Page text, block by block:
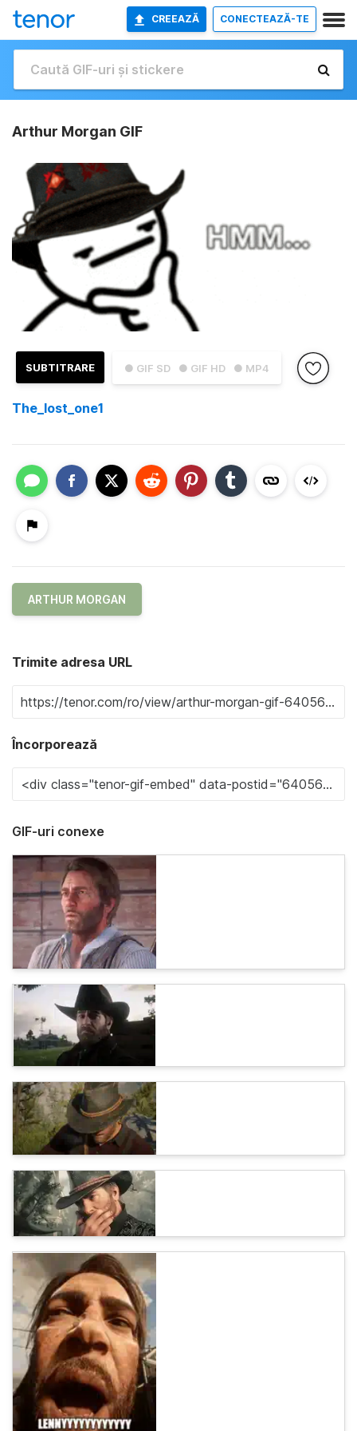
CREEAZĂ CONECTEAZĂ-TE
Arthur Morgan GIF
● GIF SD ● GIF HD ● MP4
SUBTITRARE
The_lost_one1
ARTHUR MORGAN
Trimite adresa URL
Încorporează
GIF-uri conexe